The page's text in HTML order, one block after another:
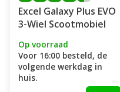
Excel Galaxy Plus EVO
3-Wiel Scootmobiel
Op voorraad
Voor 16:00 besteld, de
volgende werkdag in
huis.